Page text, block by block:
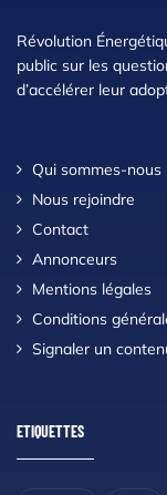
Révolution
public sur les
d’accélérer leur
Qui sommes-nous
Nous rejoindre
Contact
Annonceurs
Mentions légales
Conditions
Signaler un
ETIQUETTES